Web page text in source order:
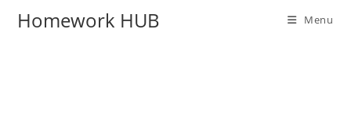
Homework HUB Menu